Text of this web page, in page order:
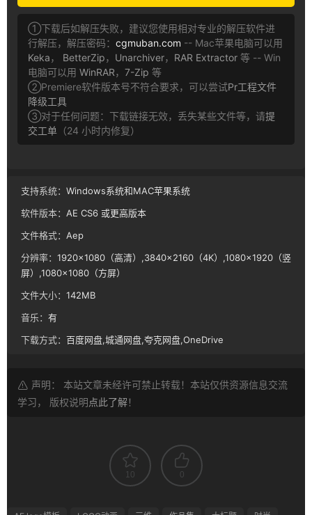
①下载后如解压失败，建议您使用相对专业的解压软件进
行解压，解压密码： cgmuban.com -- Mac苹果电脑可以用
Keka， BetterZip， Unarchiver， RAR Extractor 等 -- Win
电脑可以用 WinRAR， 7-Zip 等
②Premiere软件版本号不符合要求，可以尝试Pr工程文件
降级工具
③对于任何问题：下载链接无效，丢失某些文件等，请提
交工单 （24 小时内修复）
支持系统： Windows系统和MAC苹果系统
软件版本： AE CS6 或更高版本
文件格式： Aep
分辨率： 1920×1080（高清）,3840×2160（4K）,1080×1920（竖
屏）,1080×1080（方屏）
文件大小： 142MB
音乐： 有
下载方式： 百度网盘,城通网盘,夸克网盘,OneDrive
声明： 本站文章未经许可禁止转载！本站仅供资源信息交流
学习， 版权说明点此了解！
10 0